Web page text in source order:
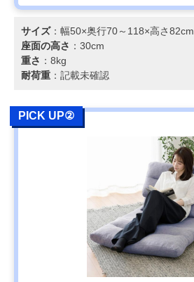
サイズ：幅50×奥行70～118×高さ82cm
座面の高さ ：30cm
重さ ：8kg
耐荷重 ：記載未確認
PICK UP②